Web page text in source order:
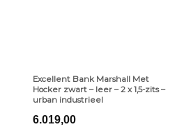
Excellent Bank Marshall Met
Hocker zwart – leer – 2 x 1,5-zits –
urban industrieel
6.019,00